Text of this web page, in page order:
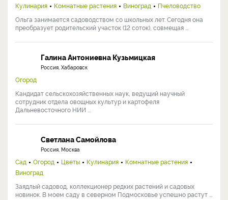
Кулинария
Комнатные растения Виноград
Пчеловодство
Ольга занимается садоводством со школьных лет. Сегодня она
преобразует родительский участок (12 соток), совмещая ...
Галина Антониевна Кузьмицкая
Россия, Хабаровск
Огород
Кандидат сельскохозяйственных наук, ведущий научный
сотрудник отдела овощных культур и картофеля
Дальневосточного НИИ ...
Светлана Самойлова
Россия, Москва
Сад Огород Цветы Кулинария
Комнатные растения
Виноград
Заядлый садовод, коллекционер редких растений и садовых
новинок. В моем саду в северном Подмосковье успешно растут ...